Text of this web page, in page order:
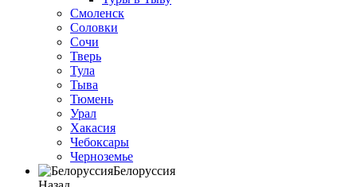
Смоленск
Соловки
Сочи
Тверь
Тула
Тыва
Тюмень
Урал
Хакасия
Чебоксары
Черноземье
Белоруссия